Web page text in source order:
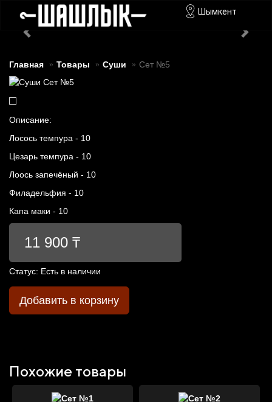
Шымкент
Главная Товары Суши Сет №5
Описание:
Лосось темпура - 10
Цезарь темпура - 10
Лоось запечёный - 10
Филадельфия - 10
Капа маки - 10
11 900 ₸
Статус: Есть в наличии
Добавить в корзину
Похожие товары